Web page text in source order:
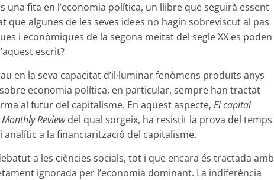
una fita en l’economia política, un llibre que seguirà essent
algunes de les seves idees no hagin sobreviscut al pas
i econòmiques de la segona meitat del segle XX es poden
escrit?
en la seva capacitat d’il·luminar fenòmens produïts anys
economia política, en particular, sempre han tractat
al futur del capitalisme. En aquest aspecte, El capital
Monthly Reviewdel qual sorgeix, ha resistit la prova del temps
a la financiarització del capitalisme.
a les ciències socials, tot i que encara és tractada amb
ignorada per l’economia dominant. La indiferència